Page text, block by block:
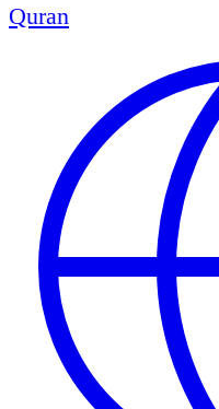
Quran